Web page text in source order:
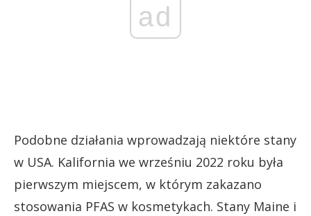
ad
Podobne działania wprowadzają niektóre stany
w USA. Kalifornia we wrześniu 2022 roku była
pierwszym miejscem, w którym zakazano
stosowania PFAS w kosmetykach. Stany Maine i